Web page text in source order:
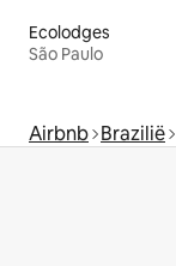
Ecolodges
São Paulo
Airbnb Brazilië